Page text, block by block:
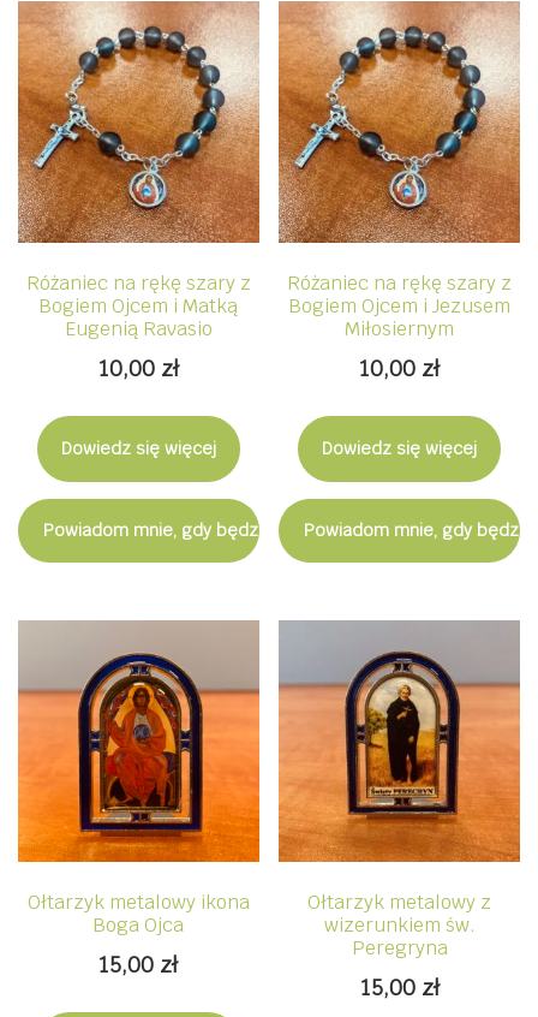
Różaniec na rękę szary z
Bogiem Ojcem i Matką
Eugenią Ravasio
10,00 zł
Dowiedz się więcej
Powiadom mnie, gdy będzie dostępny
Różaniec na rękę szary z
Bogiem Ojcem i Jezusem
Miłosiernym
10,00 zł
Dowiedz się więcej
Powiadom mnie, gdy
Ołtarzyk metalowy ikona
Boga Ojca
15,00 zł
Ołtarzyk metalowy z
wizerunkiem św.
Peregryna
15,00 zł